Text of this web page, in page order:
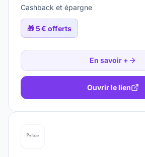
Cashback et épargne
🎁5 € offerts
En savoir +
Ouvrir le lien